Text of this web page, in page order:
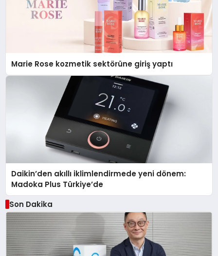
Marie Rose kozmetik sektörüne giriş yaptı
Daikin’den akıllı iklimlendirmede yeni dönem:
Madoka Plus Türkiye’de
Son Dakika